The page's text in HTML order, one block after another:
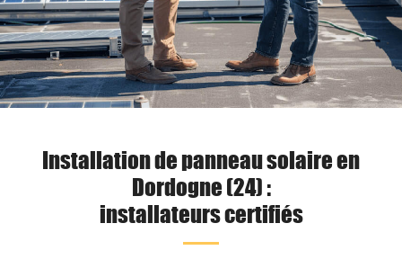
Installation de panneau solaire en
Dordogne (24) :
installateurs certifiés